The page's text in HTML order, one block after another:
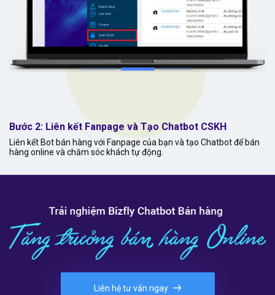
Bước 2: Liên kết Fanpage và Tạo Chatbot CSKH
Liên kết Bot bán hàng với Fanpage của bạn và tạo Chatbot để bán
hàng online và chăm sóc khách tự động.
Liên hệ tư vấn ngay